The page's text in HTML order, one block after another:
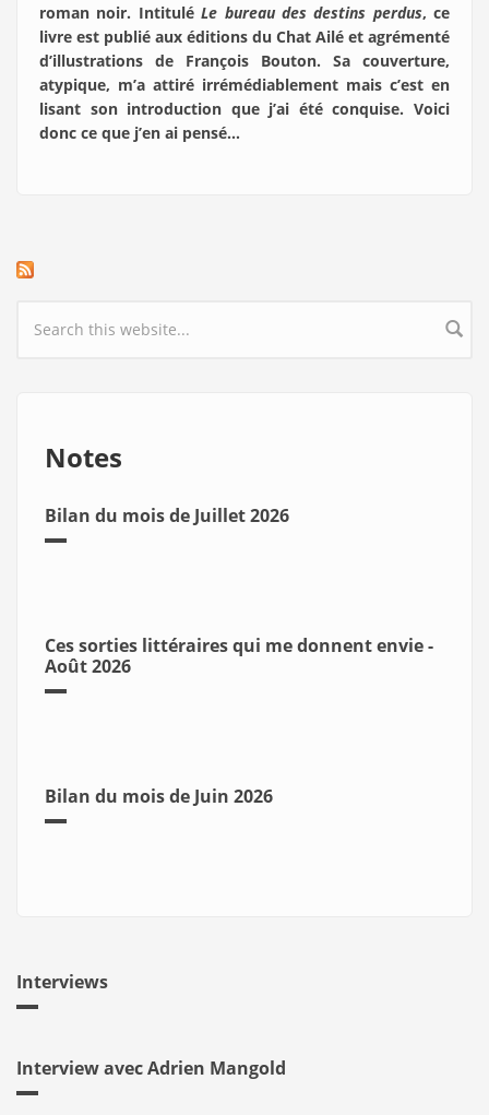
roman noir. IntituléLe bureau des destins perdus, ce
livre est publié aux éditions du Chat Ailé et agrémenté
d’illustrations de François Bouton. Sa couverture,
atypique, m’a attiré irrémédiablement mais c’est en
lisant son introduction que j’ai été conquise. Voici
donc ce que j’en ai pensé…
Search form
Notes
Bilan du mois de Juillet 2026
Ces sorties littéraires qui me donnent envie -
Août 2026
Bilan du mois de Juin 2026
Interviews
Interview avec Adrien Mangold